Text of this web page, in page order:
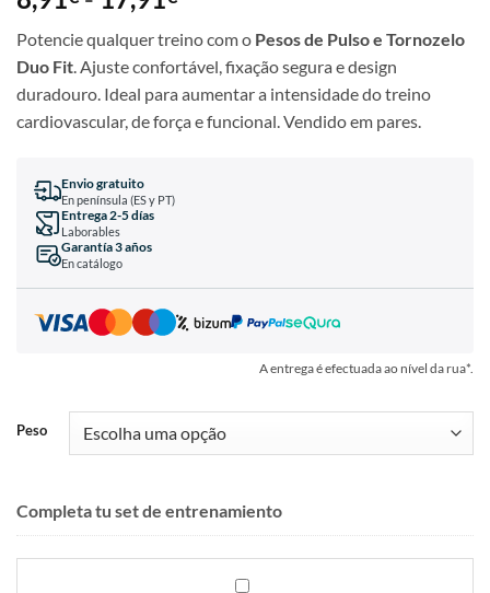
Potencie qualquer treino com o Pesos de Pulso e Tornozelo
Duo Fit. Ajuste confortável, fixação segura e design
duradouro. Ideal para aumentar a intensidade do treino
cardiovascular, de força e funcional. Vendido em pares.
Envio gratuito
En península (ES y PT)
Entrega 2-5 días
Laborables
Garantía 3 años
En catálogo
A entrega é efectuada ao nível da rua*.
Peso
Completa tu set de entrenamiento